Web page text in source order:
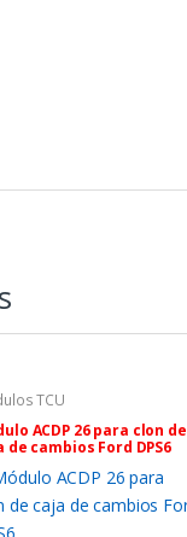
TCU
ACDP 26 para clon de
de cambios Ford DPS6